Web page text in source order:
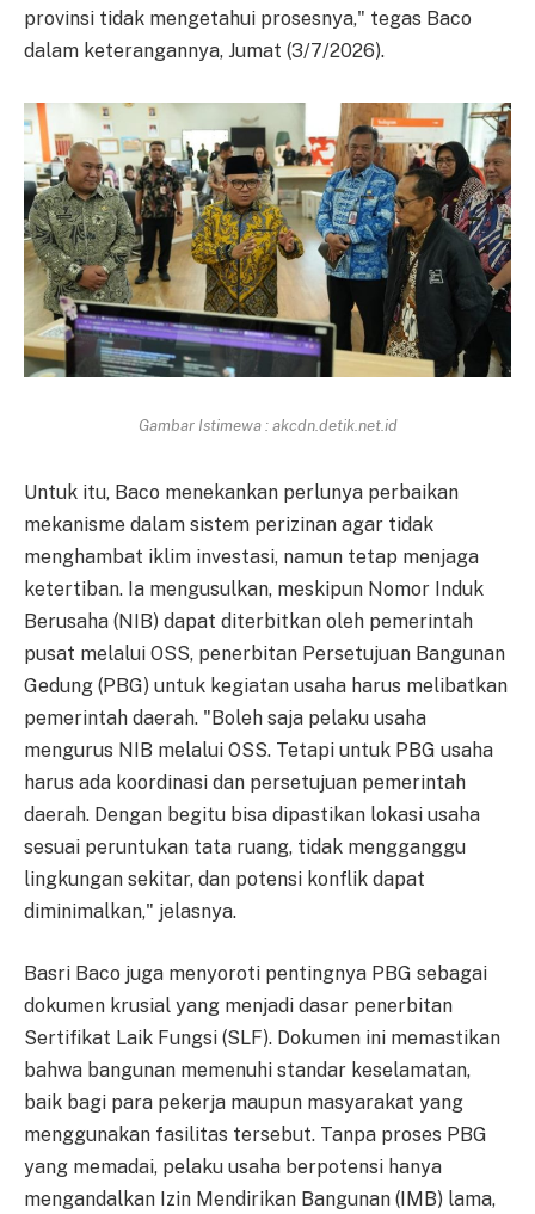
provinsi tidak mengetahui prosesnya," tegas Baco
dalam keterangannya, Jumat (3/7/2026).
Gambar Istimewa : akcdn.detik.net.id
Untuk itu, Baco menekankan perlunya perbaikan
mekanisme dalam sistem perizinan agar tidak
menghambat iklim investasi, namun tetap menjaga
ketertiban. Ia mengusulkan, meskipun Nomor Induk
Berusaha (NIB) dapat diterbitkan oleh pemerintah
pusat melalui OSS, penerbitan Persetujuan Bangunan
Gedung (PBG) untuk kegiatan usaha harus melibatkan
pemerintah daerah. "Boleh saja pelaku usaha
mengurus NIB melalui OSS. Tetapi untuk PBG usaha
harus ada koordinasi dan persetujuan pemerintah
daerah. Dengan begitu bisa dipastikan lokasi usaha
sesuai peruntukan tata ruang, tidak mengganggu
lingkungan sekitar, dan potensi konflik dapat
diminimalkan," jelasnya.
Basri Baco juga menyoroti pentingnya PBG sebagai
dokumen krusial yang menjadi dasar penerbitan
Sertifikat Laik Fungsi (SLF). Dokumen ini memastikan
bahwa bangunan memenuhi standar keselamatan,
baik bagi para pekerja maupun masyarakat yang
menggunakan fasilitas tersebut. Tanpa proses PBG
yang memadai, pelaku usaha berpotensi hanya
mengandalkan Izin Mendirikan Bangunan (IMB) lama,